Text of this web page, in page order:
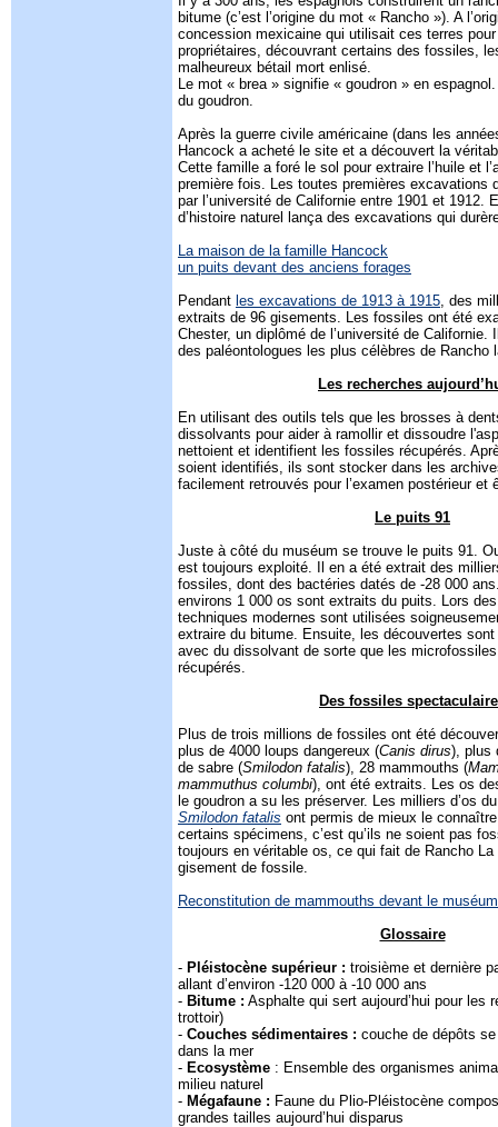
bitume (c’est l’origine du mot « Rancho »). A
concession mexicaine qui utilisait ces terres
propriétaires, découvrant certains des fossiles,
malheureux bétail mort enlisé.
Le mot « brea » signifie « goudron » en
du goudron.
Après la guerre civile américaine (dans les
Hancock a acheté le site et a découvert la
Cette famille a foré le sol pour extraire l’huile et
première fois. Les toutes premières excavations
par l’université de Californie entre 1901 et 1912.
d’histoire naturel lança des excavations qui
La maison de la famille Hancock
un puits devant des anciens forages
Pendant les excavations de 1913 à 1915, des
extraits de 96 gisements. Les fossiles ont été
Chester, un diplômé de l’université de Californie.
des paléontologues les plus célèbres de Rancho
Les recherches
En utilisant des outils tels que les brosses à
dissolvants pour aider à ramollir et dissoudre
nettoient et identifient les fossiles récupérés.
soient identifiés, ils sont stocker dans les
facilement retrouvés pour l’examen postérieur
Le puits 91
Juste à côté du muséum se trouve le puits 91.
est toujours exploité. Il en a été extrait des
fossiles, dont des bactéries datés de -28 000
environs 1 000 os sont extraits du puits. Lors
techniques modernes sont utilisées
extraire du bitume. Ensuite, les découvertes
avec du dissolvant de sorte que les
récupérés.
Des fossiles
Plus de trois millions de fossiles ont été
plus de 4000 loups dangereux (Canis dirus), plus
de sabre (Smilodon fatalis), 28 mammouths (
mammuthus columbi), ont été extraits. Les os
le goudron a su les préserver. Les milliers d’os
Smilodon fatalis ont permis de mieux le
certains spécimens, c’est qu’ils ne soient pas
toujours en véritable os, ce qui fait de Rancho
gisement de fossile.
Reconstitution de mammouths devant le muséum
Glossaire
- Pléistocène supérieur : troisième et dernière
allant d’environ -120 000 à -10 000 ans
- Bitume : Asphalte qui sert aujourd’hui pour les
trottoir)
- Couches sédimentaires : couche de dépôts
dans la mer
- Ecosystème : Ensemble des organismes
milieu naturel
- Mégafaune : Faune du Plio-Pléistocène
grandes tailles aujourd’hui disparus